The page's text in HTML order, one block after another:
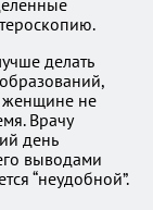
делать
женщине не
Врачу
день
выводами
“неудобной”.